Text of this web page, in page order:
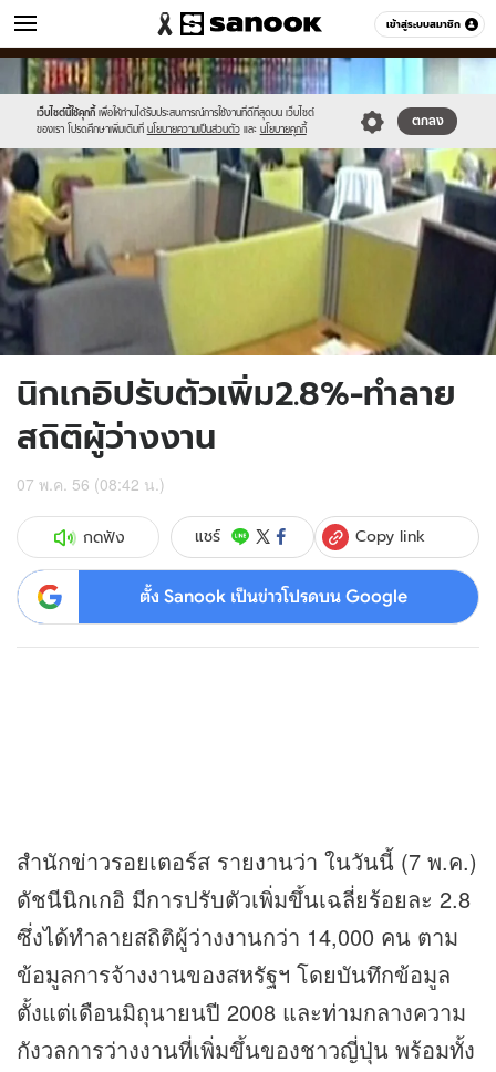
เข้าสู่ระบบสมาชิก
ข่าว หมวดอื่นๆ
เว็บไซต์นี้ใช้คุกกี้ เพื่อให้ท่านได้รับประสบการณ์การใช้งานที่ดีที่สุดบน เว็บไซต์
ของเรา โปรดศึกษาเพิ่มเติมที่ นโยบายความเป็นส่วนตัว และ นโยบายคุกกี้
ตกลง
Sanook
//s.isanook.com/sr/0/images/logo-
new-
sanook.png
600
60
//s.isanook.com/ns/0/ud/236/1184561/451135-
01.jpg
นิกเกอิปรับตัวเพิ่ม2.8%-ทำลาย
สถิติผู้ว่างงาน
07 พ.ค. 56 (08:42 น.)
กดฟัง แชร์ Copy link
ตั้ง Sanook เป็นข่าวโปรดบน Google
สำนักข่าวรอยเตอร์ส รายงานว่า ในวันนี้ (7 พ.ค.)
ดัชนีนิกเกอิ มีการปรับตัวเพิ่มขึ้นเฉลี่ยร้อยละ 2.8
ซึ่งได้ทำลายสถิติผู้ว่างงานกว่า 14,000 คน ตาม
ข้อมูลการจ้างงานของสหรัฐฯ โดยบันทึกข้อมูล
ตั้งแต่เดือนมิถุนายนปี 2008 และท่ามกลางความ
กังวลการว่างงานที่เพิ่มขึ้นของชาวญี่ปุ่น พร้อมทั้ง